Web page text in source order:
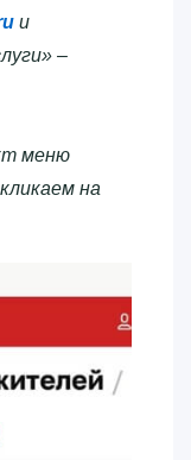
и
–
меню
на